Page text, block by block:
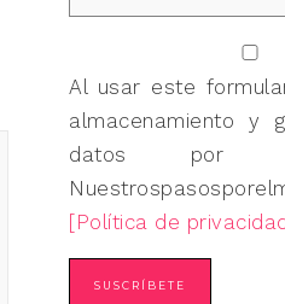
Al usar este
almacenamiento y
datos por
[Política de